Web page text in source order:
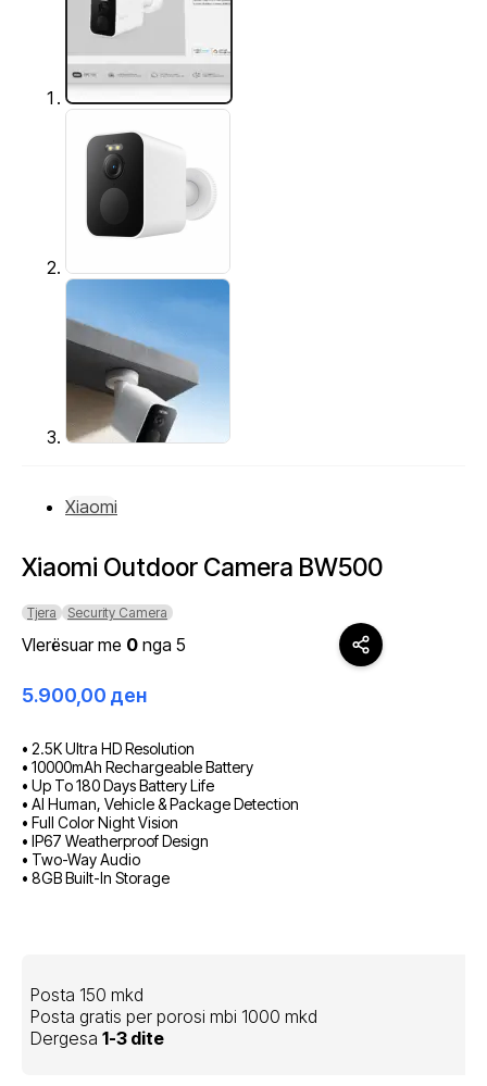
Xiaomi
Xiaomi Outdoor Camera BW500
Tjera Security Camera
Vlerësuar me 0 nga 5
5.900,00 ден
• 2.5K Ultra HD Resolution
• 10000mAh Rechargeable Battery
• Up To 180 Days Battery Life
• AI Human, Vehicle & Package Detection
• Full Color Night Vision
• IP67 Weatherproof Design
• Two-Way Audio
• 8GB Built-In Storage
Posta 150 mkd
Posta gratis per porosi mbi 1000 mkd
Dergesa 1-3 dite